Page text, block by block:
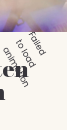
F
a
i
l
e
d
t
o
l
o
a
d
a
n
i
m
a
t
i
o
n